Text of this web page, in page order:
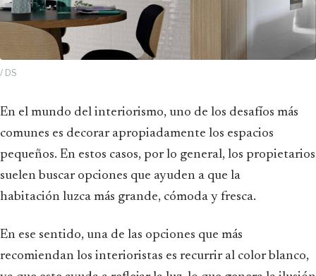
/ DS
En el mundo del interiorismo, uno de los desafíos más
comunes es decorar apropiadamente los espacios
pequeños. En estos casos, por lo general, los propietarios
suelen buscar opciones que ayuden a que la
habitación luzca más grande, cómoda y fresca.
En ese sentido, una de las opciones que más
recomiendan los interioristas es recurrir al color blanco,